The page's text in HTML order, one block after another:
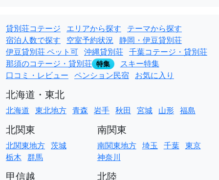
貸別荘コテージ エリアから探す
テーマから探す
宿泊人数で探す
空室予約状況 静岡・伊豆貸別荘
伊豆貸別荘 ペット可 沖縄貸別荘 千葉コテージ・貸別荘
那須のコテージ・貸別荘 特集
スキー特集
口コミ・レビュー ペンション民宿 お気に入り
北海道・東北
北海道 東北地方 青森 岩手 秋田 宮城 山形 福島
北関東
北関東地方 茨城
栃木 群馬
南関東
南関東地方 埼玉 千葉 東京
神奈川
甲信越 北陸